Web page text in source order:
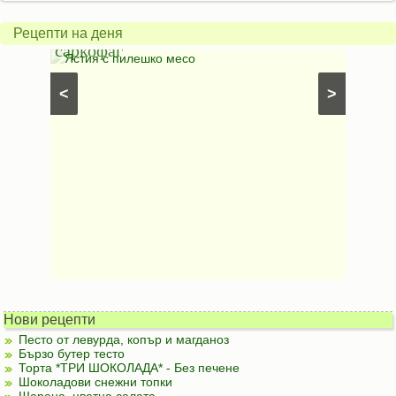
Рецепти на деня
>
<
в
саркофаг
Ястия с пилешко месо
Нови рецепти
Песто от левурда, копър и магданоз
Бързо бутер тесто
Торта *ТРИ ШОКОЛАДА* - Без печене
Шоколадови снежни топки